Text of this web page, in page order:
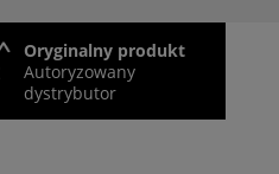
Oryginalny produkt
Autoryzowany
dystrybutor